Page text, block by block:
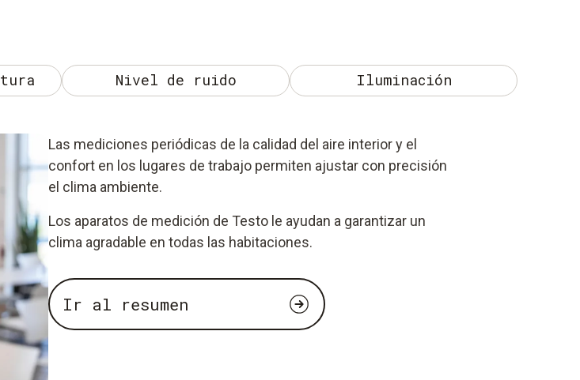
Nivel de ruido Iluminación
Las mediciones periódicas de la calidad del aire interior y el
confort en los lugares de trabajo permiten ajustar con precisión
el clima ambiente.
Los aparatos de medición de Testo le ayudan a garantizar un
clima agradable en todas las habitaciones.
Ir al resumen